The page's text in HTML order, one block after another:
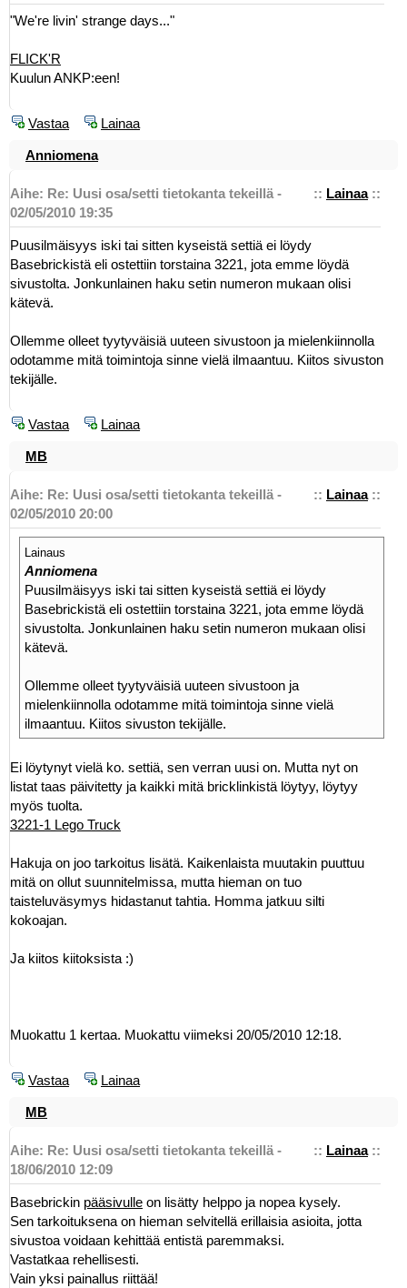
"We're livin' strange days..."
FLICK'R
Kuulun ANKP:een!
Vastaa Lainaa
Anniomena
:: Lainaa::
Aihe: Re: Uusi osa/setti tietokanta tekeillä -
02/05/2010 19:35
Puusilmäisyys iski tai sitten kyseistä settiä ei löydy
Basebrickistä eli ostettiin torstaina 3221, jota emme löydä
sivustolta. Jonkunlainen haku setin numeron mukaan olisi
kätevä.
Ollemme olleet tyytyväisiä uuteen sivustoon ja mielenkiinnolla
odotamme mitä toimintoja sinne vielä ilmaantuu. Kiitos sivuston
tekijälle.
Vastaa Lainaa
MB
:: Lainaa::
Aihe: Re: Uusi osa/setti tietokanta tekeillä -
02/05/2010 20:00
Lainaus
Anniomena
Puusilmäisyys iski tai sitten kyseistä settiä ei löydy
Basebrickistä eli ostettiin torstaina 3221, jota emme löydä
sivustolta. Jonkunlainen haku setin numeron mukaan olisi
kätevä.
Ollemme olleet tyytyväisiä uuteen sivustoon ja
mielenkiinnolla odotamme mitä toimintoja sinne vielä
ilmaantuu. Kiitos sivuston tekijälle.
Ei löytynyt vielä ko. settiä, sen verran uusi on. Mutta nyt on
listat taas päivitetty ja kaikki mitä bricklinkistä löytyy, löytyy
myös tuolta.
3221-1 Lego Truck
Hakuja on joo tarkoitus lisätä. Kaikenlaista muutakin puuttuu
mitä on ollut suunnitelmissa, mutta hieman on tuo
taisteluväsymys hidastanut tahtia. Homma jatkuu silti
kokoajan.
Ja kiitos kiitoksista :)
Muokattu 1 kertaa. Muokattu viimeksi 20/05/2010 12:18.
Vastaa Lainaa
MB
:: Lainaa::
Aihe: Re: Uusi osa/setti tietokanta tekeillä -
18/06/2010 12:09
Basebrickin pääsivulle on lisätty helppo ja nopea kysely.
Sen tarkoituksena on hieman selvitellä erillaisia asioita, jotta
sivustoa voidaan kehittää entistä paremmaksi.
Vastatkaa rehellisesti.
Vain yksi painallus riittää!